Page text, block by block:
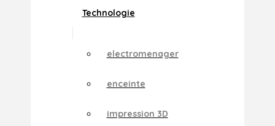
Technologie
electromenager
enceinte
impression 3D